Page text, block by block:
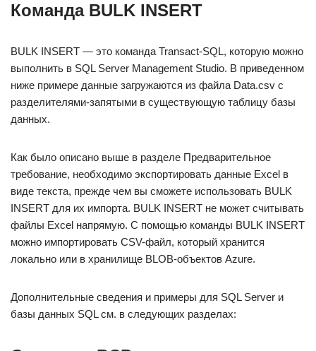
Команда BULK INSERT
BULK INSERT — это команда Transact-SQL, которую можно
выполнить в SQL Server Management Studio. В приведенном
ниже примере данные загружаются из файла Data.csv с
разделителями-запятыми в существующую таблицу базы
данных.
Как было описано выше в разделе Предварительное
требование, необходимо экспортировать данные Excel в
виде текста, прежде чем вы сможете использовать BULK
INSERT для их импорта. BULK INSERT не может считывать
файлы Excel напрямую. С помощью команды BULK INSERT
можно импортировать CSV-файл, который хранится
локально или в хранилище BLOB-объектов Azure.
Дополнительные сведения и примеры для SQL Server и
базы данных SQL см. в следующих разделах: